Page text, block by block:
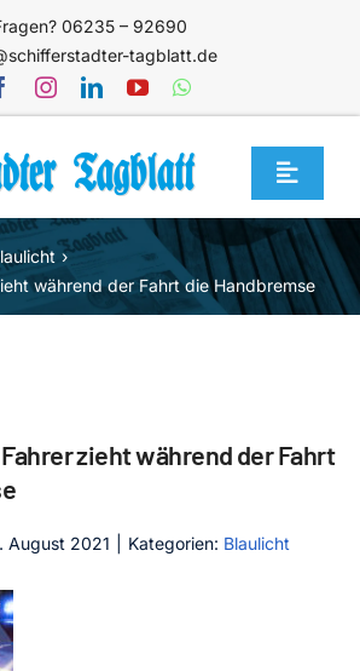
06235 – 92690
tagblatt.de
Toggle
während der Fahrt die Handbremse
zieht während der Fahrt
August 2021 Kategorien: Blaulicht